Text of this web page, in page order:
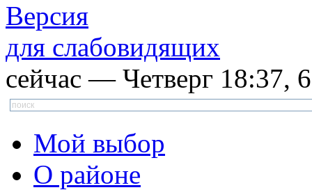
Версия
для слабовидящих
сейчас — Четверг 18:37, 6
Мой выбор
О районе